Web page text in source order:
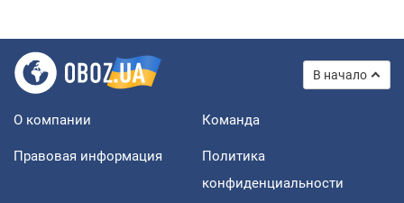
В начало
О компании Команда
Правовая информация
Политика
конфиденциальности